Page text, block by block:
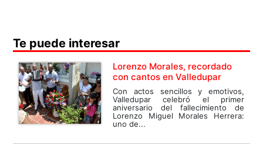
Te puede interesar
Lorenzo Morales, recordado
con cantos en Valledupar
Con actos sencillos y emotivos,
Valledupar celebró el primer
aniversario del fallecimiento de
Lorenzo Miguel Morales Herrera:
uno de...